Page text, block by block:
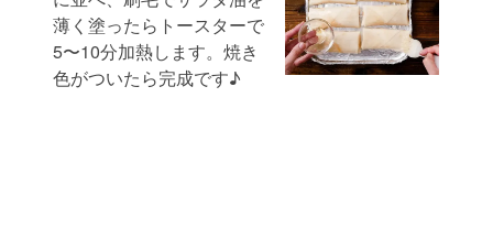
薄く塗ったらトースターで
5〜10分加熱します。焼き
色がついたら完成です♪